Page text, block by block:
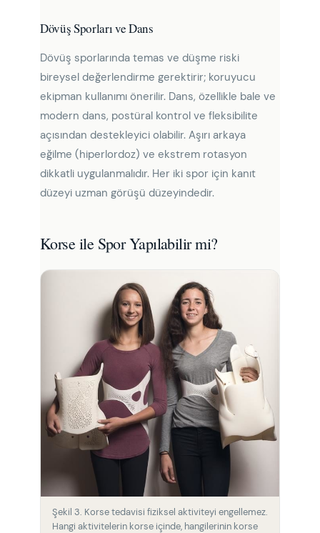
Dövüş Sporları ve Dans
Dövüş sporlarında temas ve düşme riski
bireysel değerlendirme gerektirir; koruyucu
ekipman kullanımı önerilir. Dans, özellikle bale ve
modern dans, postüral kontrol ve fleksibilite
açısından destekleyici olabilir. Aşırı arkaya
eğilme (hiperlordoz) ve ekstrem rotasyon
dikkatli uygulanmalıdır. Her iki spor için kanıt
düzeyi uzman görüşü düzeyindedir.
Korse ile Spor Yapılabilir mi?
Şekil 3. Korse tedavisi fiziksel aktiviteyi engellemez.
Hangi aktivitelerin korse içinde, hangilerinin korse